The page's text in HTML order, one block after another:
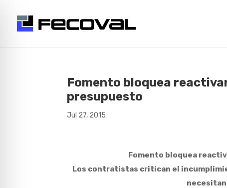
Fomento bloquea
presupuesto
Jul 27, 2015
Fomento bloquea
Los contratistas critican el